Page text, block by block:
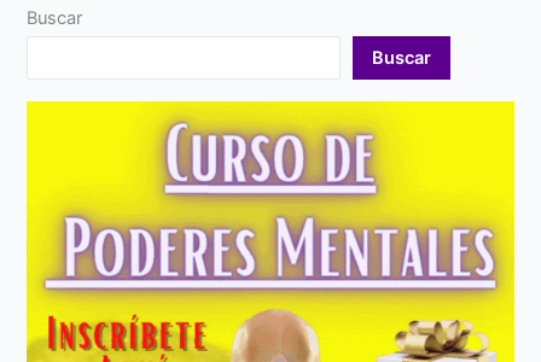
Buscar
Buscar